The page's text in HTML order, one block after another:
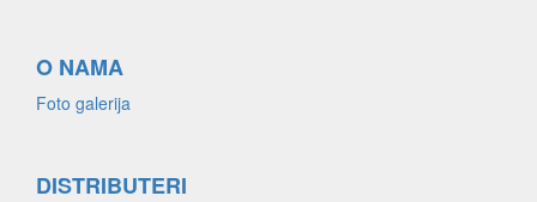
O NAMA
Foto galerija
DISTRIBUTERI